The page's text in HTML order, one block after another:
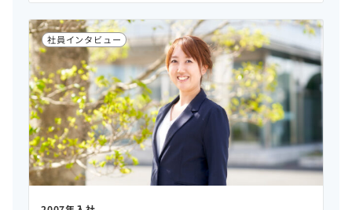
社員インタビュー